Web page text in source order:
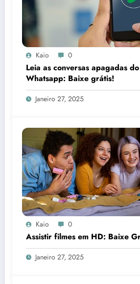
Kaio 0
Leia as conversas apagadas do
Whatsapp: Baixe grátis!
Janeiro 27, 2025
Kaio 0
Assistir filmes em HD: Baixe
Janeiro 27, 2025